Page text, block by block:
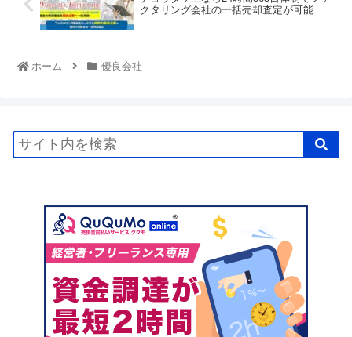
クタリング会社の一括売却査定が可能
ホーム 優良会社